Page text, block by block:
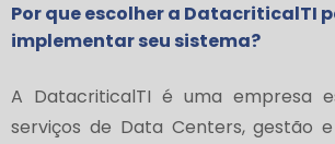
Por que escolher a DatacriticalTI
implementar seu sistema?
A DatacriticalTI é uma empresa
serviços de Data Centers, gestão